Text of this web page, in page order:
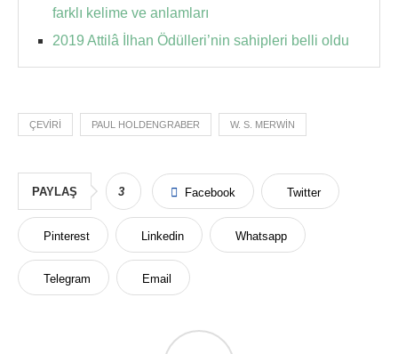
farklı kelime ve anlamları
2019 Attilâ İlhan Ödülleri’nin sahipleri belli oldu
ÇEVIRI PAUL HOLDENGRABER W. S. MERWIN
PAYLAŞ 3 Facebook Twitter
Pinterest Linkedin Whatsapp
Telegram Email